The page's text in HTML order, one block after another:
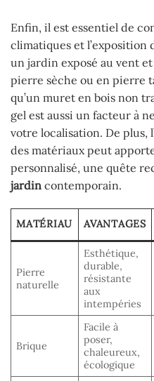
Enfin, il est essentiel de
climatiques et l’exposition
un jardin exposé au vent
pierre sèche ou en pierre
qu’un muret en bois non
gel est aussi un facteur à
votre localisation. De plus,
des matériaux peut
personnalisé, une quête
jardin contemporain.
MATÉRIAU AVANTAGES
Pierre
naturelle
Esthétique,
durable,
résistante
aux
intempéries
Brique
Facile à
poser,
chaleureux,
écologique